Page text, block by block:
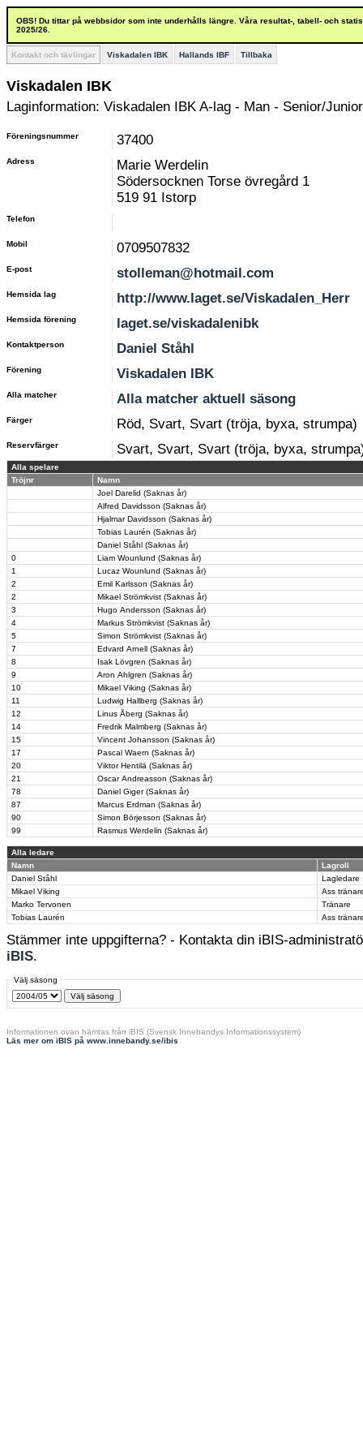
OBS! Du tittar på webbsidor som inte underhålls längre. Våra resultat-, tabell- och
2025/26.
Kontakt och tävlingar Viskadalen IBK Hallands IBF Tillbaka
Viskadalen IBK
Laginformation: Viskadalen IBK A-lag - Man - Senior/
Föreningsnummer 37400
Adress
Marie Werdelin
Södersocknen Torse övregård 1
519 91 Istorp
Telefon
Mobil 0709507832
E-post stolleman@hotmail.com
Hemsida lag http://www.laget.se/Viskadalen_Herr
Hemsida förening laget.se/viskadalenibk
Kontaktperson Daniel Ståhl
Förening Viskadalen IBK
Alla matcher Alla matcher aktuell säsong
Färger Röd, Svart, Svart (tröja, byxa, strumpa)
Reservfärger Svart, Svart, Svart (tröja, byxa,
Alla spelare
Tröjnr
Namn
Joel Darelid (Saknas år)
Alfred Davidsson (Saknas år)
Hjalmar Davidsson (Saknas år)
Tobias Laurén (Saknas år)
Daniel Ståhl (Saknas år)
0
Liam Wounlund (Saknas år)
1
Lucaz Wounlund (Saknas år)
2
Emil Karlsson (Saknas år)
2
Mikael Strömkvist (Saknas år)
3
Hugo Andersson (Saknas år)
4
Markus Strömkvist (Saknas år)
5
Simon Strömkvist (Saknas år)
7
Edvard Arnell (Saknas år)
8
Isak Lövgren (Saknas år)
9
Aron Ahlgren (Saknas år)
10
Mikael Viking (Saknas år)
11
Ludwig Hallberg (Saknas år)
12
Linus Åberg (Saknas år)
14
Fredrik Malmberg (Saknas år)
15
Vincent Johansson (Saknas år)
17
Pascal Waern (Saknas år)
20
Viktor Hentilä (Saknas år)
21
Oscar Andreasson (Saknas år)
78
Daniel Giger (Saknas år)
87
Marcus Erdman (Saknas år)
90
Simon Börjesson (Saknas år)
99
Rasmus Werdelin (Saknas år)
Alla ledare
Namn
Lagroll
Daniel Ståhl
Lagledare
Mikael Viking
Ass
Marko Tervonen
Tränare
Tobias Laurén
Ass
Stämmer inte uppgifterna? - Kontakta din iBIS-
iBIS.
Välj säsong
Informationen ovan hämtas från iBIS (Svensk Innebandys Informationssystem)
Läs mer om iBIS på www.innebandy.se/ibis